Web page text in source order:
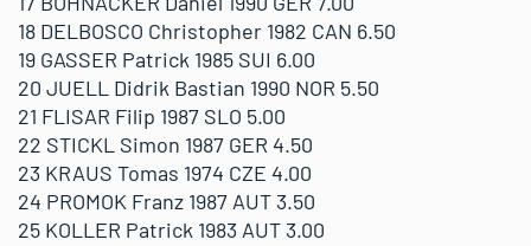
18 DELBOSCO Christopher 1982 CAN 6.50
19 GASSER Patrick 1985 SUI 6.00
20 JUELL Didrik Bastian 1990 NOR 5.50
21 FLISAR Filip 1987 SLO 5.00
22 STICKL Simon 1987 GER 4.50
23 KRAUS Tomas 1974 CZE 4.00
24 PROMOK Franz 1987 AUT 3.50
25 KOLLER Patrick 1983 AUT 3.00